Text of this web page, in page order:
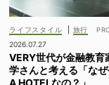
ライフスタイル
旅行
2026.07.27
VERY世代が金融教育
学さんと考える「な
A HOTELなの？」